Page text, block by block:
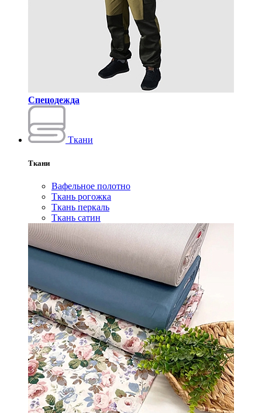
Спецодежда
Ткани
Ткани
Вафельное полотно
Ткань рогожка
Ткань перкаль
Ткань сатин